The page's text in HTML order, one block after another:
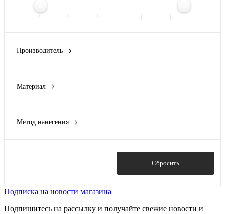
Производитель
СУГРЕВЪ
Материал
банки -стекло, крышки- дерево
кофеварка - алюминий, нержавеющая сталь, ПП пластик;
открытка - бумага; мешок - нетканый материал (спанбонд)
Метод нанесения
Гравировка (оптоволоконный лазер)(8)
Сбросить
Подписка на новости магазина
Подпишитесь на рассылку и получайте свежие новости и